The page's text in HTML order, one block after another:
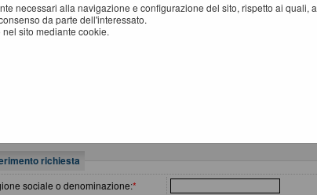
necessari alla navigazione e configurazione del sito, rispetto ai
da parte dell'interessato.
sito mediante cookie.
Compila il form indicando i tuoi riferimenti e il problema
richiesta
sociale o denominazione:*